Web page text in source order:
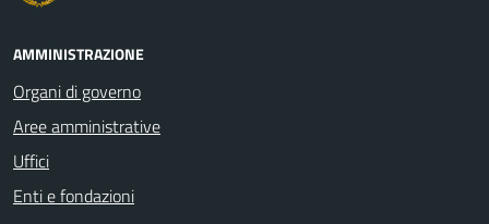
AMMINISTRAZIONE
Organi di governo
Aree amministrative
Uffici
Enti e fondazioni